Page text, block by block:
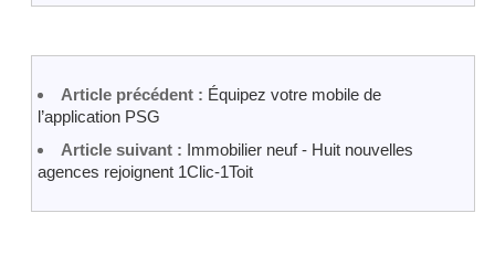
Article précédent : Équipez votre mobile de
l’application PSG
Article suivant : Immobilier neuf - Huit nouvelles
agences rejoignent 1Clic-1Toit